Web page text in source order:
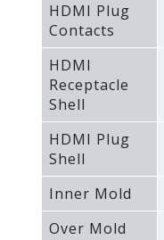
HDMI Plug
Contacts
HDMI
Receptacle
Shell
HDMI Plug
Shell
Inner Mold
Over Mold